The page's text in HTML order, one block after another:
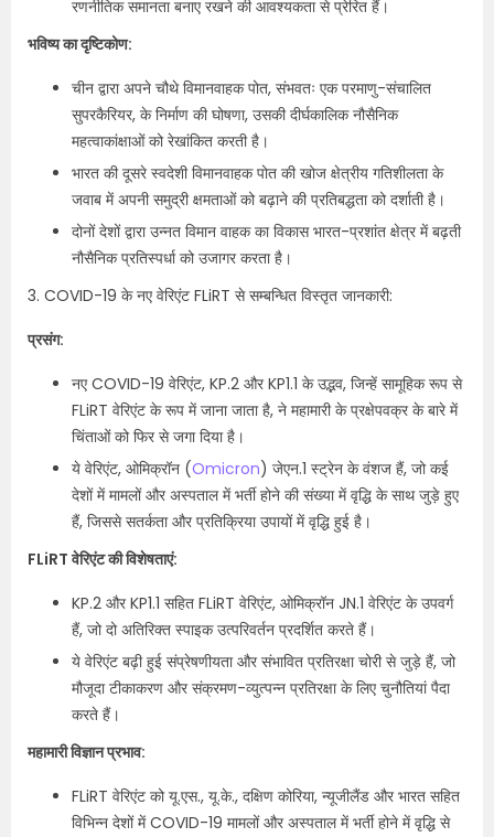
रणनीतिक समानता बनाए रखने की आवश्यकता से प्रेरित हैं।
भविष्य का दृष्टिकोण:
चीन द्वारा अपने चौथे विमानवाहक पोत, संभवतः एक परमाणु-संचालित
सुपरकैरियर, के निर्माण की घोषणा, उसकी दीर्घकालिक नौसैनिक
महत्वाकांक्षाओं को रेखांकित करती है।
भारत की दूसरे स्वदेशी विमानवाहक पोत की खोज क्षेत्रीय गतिशीलता के
जवाब में अपनी समुद्री क्षमताओं को बढ़ाने की प्रतिबद्धता को दर्शाती है।
दोनों देशों द्वारा उन्नत विमान वाहक का विकास भारत-प्रशांत क्षेत्र में बढ़ती
नौसैनिक प्रतिस्पर्धा को उजागर करता है।
3. COVID-19 के नए वेरिएंट FLiRT से सम्बन्धित विस्तृत जानकारी:
प्रसंग:
नए COVID-19 वेरिएंट, KP.2 और KP1.1 के उद्भव, जिन्हें सामूहिक रूप से
FLiRT वेरिएंट के रूप में जाना जाता है, ने महामारी के प्रक्षेपवक्र के बारे में
चिंताओं को फिर से जगा दिया है।
ये वेरिएंट, ओमिक्रॉन (Omicron) जेएन.1 स्ट्रेन के वंशज हैं, जो कई
देशों में मामलों और अस्पताल में भर्ती होने की संख्या में वृद्धि के साथ जुड़े हुए
हैं, जिससे सतर्कता और प्रतिक्रिया उपायों में वृद्धि हुई है।
FLiRT वेरिएंट की विशेषताएं:
KP.2 और KP1.1 सहित FLiRT वेरिएंट, ओमिक्रॉन JN.1 वेरिएंट के उपवर्ग
हैं, जो दो अतिरिक्त स्पाइक उत्परिवर्तन प्रदर्शित करते हैं।
ये वेरिएंट बढ़ी हुई संप्रेषणीयता और संभावित प्रतिरक्षा चोरी से जुड़े हैं, जो
मौजूदा टीकाकरण और संक्रमण-व्युत्पन्न प्रतिरक्षा के लिए चुनौतियां पैदा
करते हैं।
महामारी विज्ञान प्रभाव:
FLiRT वेरिएंट को यू.एस., यू.के., दक्षिण कोरिया, न्यूजीलैंड और भारत सहित
विभिन्न देशों में COVID-19 मामलों और अस्पताल में भर्ती होने में वृद्धि से